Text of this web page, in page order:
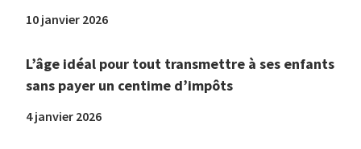
10 janvier 2026
L’âge idéal pour tout transmettre à ses enfants
sans payer un centime d’impôts
4 janvier 2026